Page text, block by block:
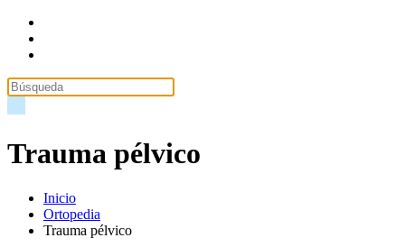
Trauma pélvico
Inicio
Ortopedia
Trauma pélvico